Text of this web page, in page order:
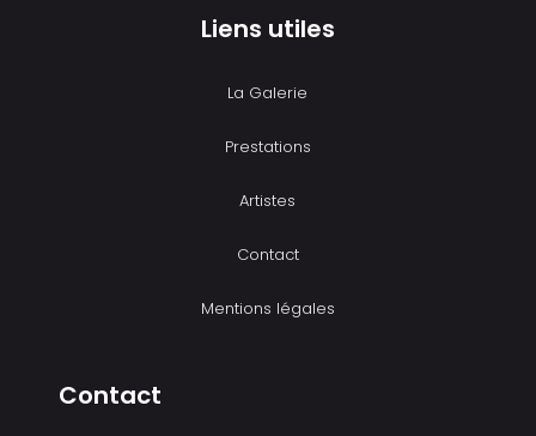
Liens utiles
La Galerie
Prestations
Artistes
Contact
Mentions légales
Contact